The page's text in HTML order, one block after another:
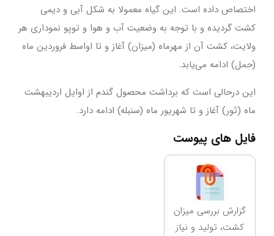
اختصاص داده است. این گیاه معمولا به شکل آبی و دیمی
کشت گردیده و با توجه به وضعیت آب و هوا و توپو نموداری هر
ولایت، کشت آن از مهرماه (میزان) آغاز و تا اواسط فروردین ماه
(حمل) ادامه می‌یابد.
این درحالی است که برداشت محصول گندم از اوایل اردیبهشت
ماه (ثور) آغاز و تا شهریور ماه (سنبله) ادامه دارد.
فایل های پیوست
گزارش بررسی میزان
کشت، تولید و نیاز